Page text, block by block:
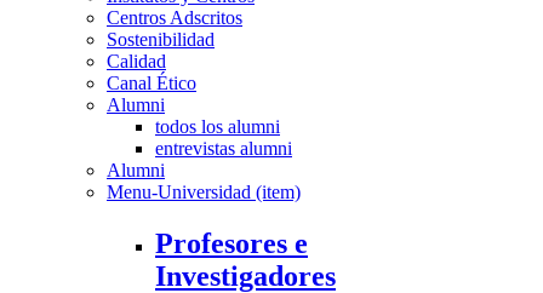
Centros Adscritos
Sostenibilidad
Calidad
Canal Ético
Alumni
todos los alumni
entrevistas alumni
Alumni
Menu-Universidad (item)
Profesores e
Investigadores